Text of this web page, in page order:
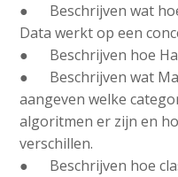
● Beschrijven wat
Data werkt op een
● Beschrijven hoe
● Beschrijven wat
aangeven welke
algoritmen er zijn en
verschillen.
● Beschrijven hoe